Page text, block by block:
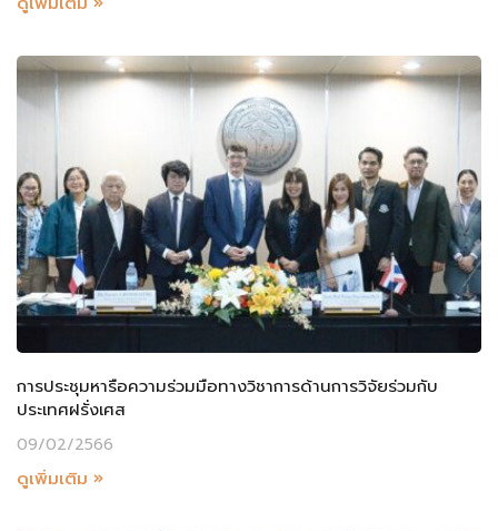
การประชุมหารือความร่วมมือทางวิชาการด้านการวิจัยร่วมกับ
ประเทศฝรั่งเศส
09/02/2566
ดูเพิ่มเติม »